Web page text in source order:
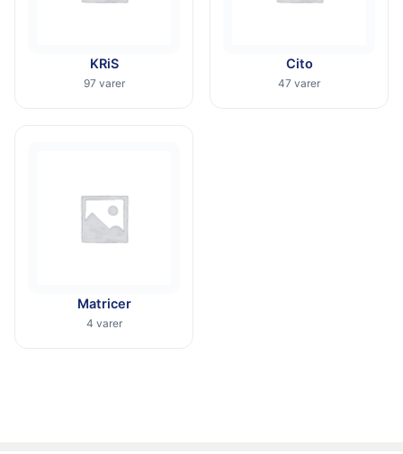
KRiS
97 varer
Cito
47 varer
Matricer
4 varer